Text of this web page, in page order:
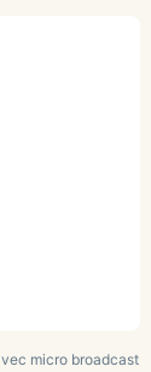
micro broadcast